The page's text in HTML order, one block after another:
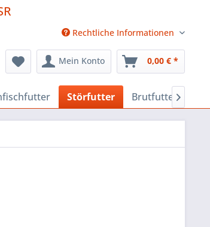
Rechtliche Informationen
Mein Konto 0,00 € *
Störfutter Brutfutter